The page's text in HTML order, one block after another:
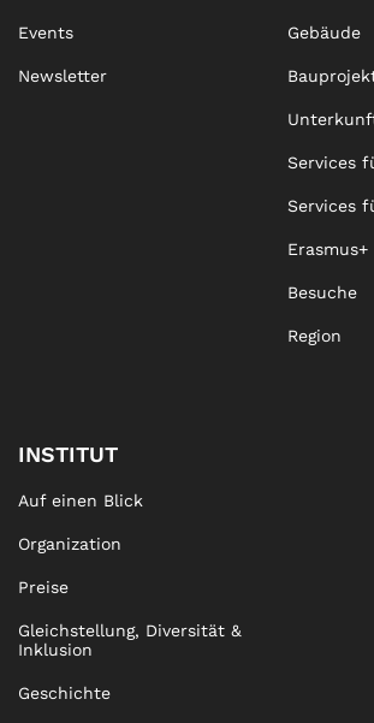
Events
Newsletter
Gebäude
Services
Services
Erasmus+
Besuche
Region
INSTITUT
Auf einen Blick
Organization
Preise
Gleichstellung, Diversität &
Inklusion
Geschichte